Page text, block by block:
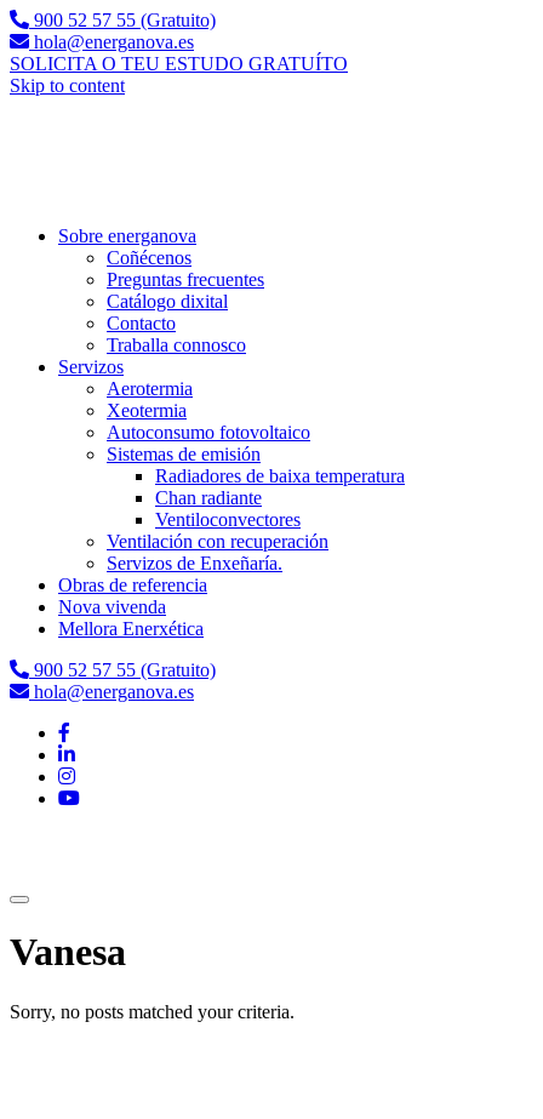
900 52 57 55 (Gratuito)
hola@energanova.es
SOLICITA O TEU ESTUDO GRATUÍTO
Skip to content
Sobre energanova
Coñécenos
Preguntas frecuentes
Catálogo dixital
Contacto
Traballa connosco
Servizos
Aerotermia
Xeotermia
Autoconsumo fotovoltaico
Sistemas de emisión
Radiadores de baixa temperatura
Chan radiante
Ventiloconvectores
Ventilación con recuperación
Servizos de Enxeñaría.
Obras de referencia
Nova vivenda
Mellora Enerxética
900 52 57 55 (Gratuito)
hola@energanova.es
Vanesa
Sorry, no posts matched your criteria.